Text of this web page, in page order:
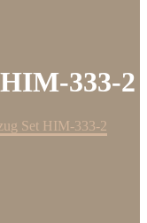
333-2
Set HIM-333-2